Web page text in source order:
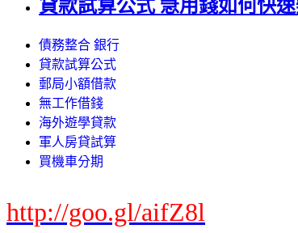
貸款試算公式 急用錢如何快
債務整合 銀行
貸款試算公式
郵局小額借款
無工作借錢
海外遊學貸款
軍人房貸試算
買機車分期
http://goo.gl/aifZ8l